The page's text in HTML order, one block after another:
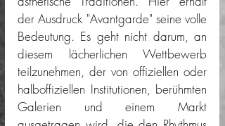
der Ausdruck "Avantgarde" seine volle
Bedeutung. Es geht nicht darum, an
diesem lächerlichen Wettbewerb
teilzunehmen, der von offiziellen oder
halboffiziellen Institutionen, berühmten
Galerien und einem Markt